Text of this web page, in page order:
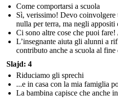
Come comportarsi a scuola
Sì, verissimo! Devo
nulla per terra, ma negli appositi
Ci sono altre cose che puoi fare!
L’insegnante aiuta gli alunni a
contributo anche a scuola al
Slajd: 4
Riduciamo gli sprechi
...e in casa con la mia famiglia
La bambina capisce che anche